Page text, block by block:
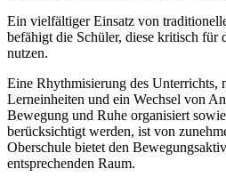
Ein vielfältiger Einsatz von
befähigt die Schüler, diese kritisch für
nutzen.
Eine Rhythmisierung des Unterrichts,
Lerneinheiten und ein Wechsel von
Bewegung und Ruhe organisiert
berücksichtigt werden, ist von
Oberschule bietet den
entsprechenden Raum.